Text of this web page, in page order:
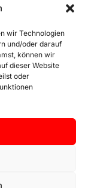
wir Technologien
und/oder darauf
können wir
dieser Website
oder